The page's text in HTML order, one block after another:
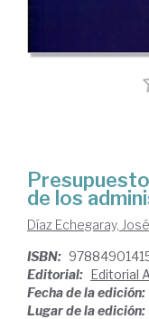
de los
Díaz Echegaray,
ISBN:
Editorial: Editorial
Fecha de la edición:
Lugar de la edición: